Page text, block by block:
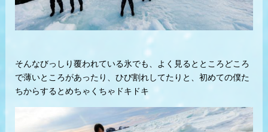
そんなびっしり覆われている氷でも、よく見るとところどころ
で薄いところがあったり、ひび割れしてたりと、初めての僕た
ちからするとめちゃくちゃドキドキ